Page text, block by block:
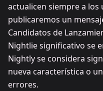
actualicen siempre a
publicaremos un
Candidatos de
Nightlie significativo se
Nightly se considera
nueva característica o
errores.